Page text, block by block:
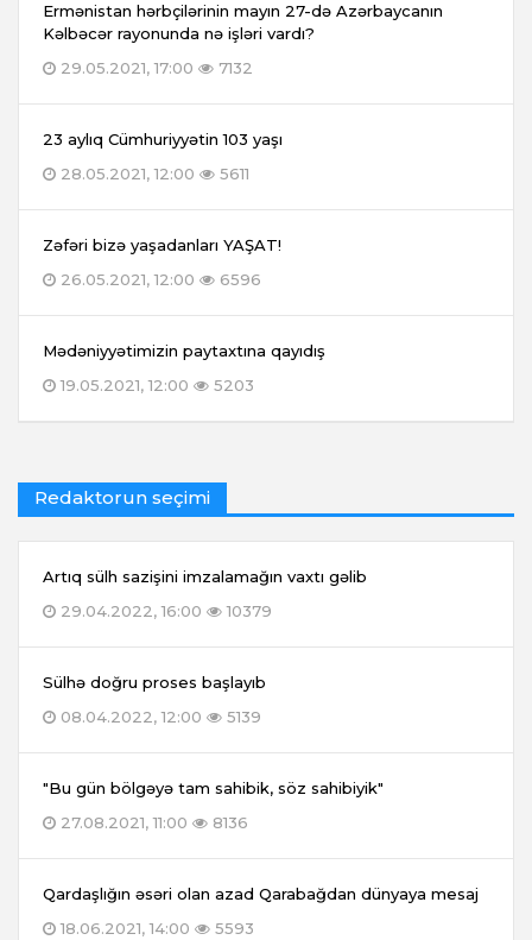
Ermənistan hərbçilərinin mayın 27-də Azərbaycanın
Kəlbəcər rayonunda nə işləri vardı?
29.05.2021, 17:00
7132
23 aylıq Cümhuriyyətin 103 yaşı
28.05.2021, 12:00
5611
Zəfəri bizə yaşadanları YAŞAT!
26.05.2021, 12:00
6596
Mədəniyyətimizin paytaxtına qayıdış
19.05.2021, 12:00
5203
Redaktorun seçimi
Artıq sülh sazişini imzalamağın vaxtı gəlib
29.04.2022, 16:00
10379
Sülhə doğru proses başlayıb
08.04.2022, 12:00
5139
"Bu gün bölgəyə tam sahibik, söz sahibiyik"
27.08.2021, 11:00
8136
Qardaşlığın əsəri olan azad Qarabağdan dünyaya mesaj
18.06.2021, 14:00
5593